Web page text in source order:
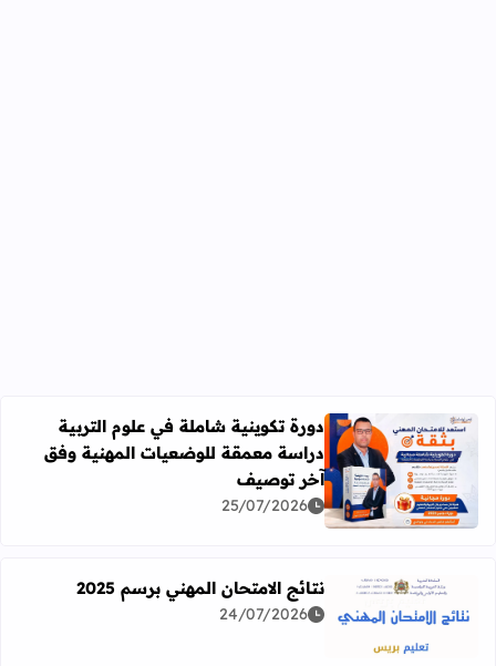
اقرأ المزيد عن دورة تكوينية شاملة في علوم التربية
دورة تكوينية شاملة في علوم التربية
دراسة معمقة للوضعيات المهنية وفق
آخر توصيف
25/07/2026
اقرأ المزيد عن نتائج الامتحان المهني برسم 2025
نتائج الامتحان المهني برسم 2025
24/07/2026